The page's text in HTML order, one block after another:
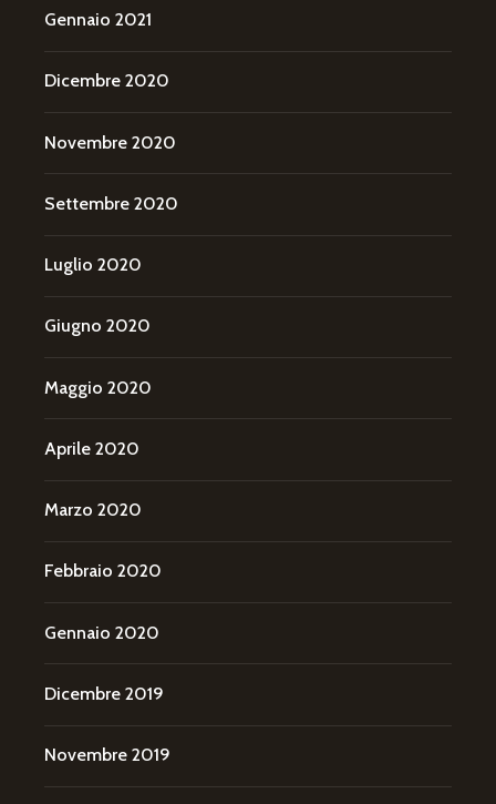
Gennaio 2021
Dicembre 2020
Novembre 2020
Settembre 2020
Luglio 2020
Giugno 2020
Maggio 2020
Aprile 2020
Marzo 2020
Febbraio 2020
Gennaio 2020
Dicembre 2019
Novembre 2019